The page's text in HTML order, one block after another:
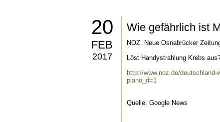
20
FEB
2017
Wie gefährlich ist
NOZ. Neue Osnabrücker
Löst Handystrahlung Krebs
http://www.noz.de/
piano_d=1
Quelle: Google News